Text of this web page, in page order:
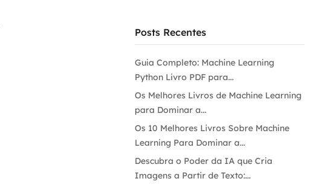
Posts Recentes
Guia Completo: Machine Learning
Python Livro PDF para...
Os Melhores Livros de Machine Learning
para Dominar a...
Os 10 Melhores Livros Sobre Machine
Learning Para Dominar a...
Descubra o Poder da IA que Cria
Imagens a Partir de Texto:...